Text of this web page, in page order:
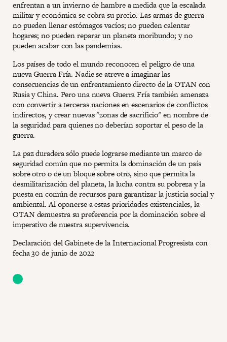
enfrentan a un invierno de hambre a medida que la escalada
militar y económica se cobra su precio. Las armas de guerra
no pueden llenar estómagos vacíos; no pueden calentar
hogares; no pueden reparar un planeta moribundo; y no
pueden acabar con las pandemias.
Los países de todo el mundo reconocen el peligro de una
nueva Guerra Fría. Nadie se atreve a imaginar las
consecuencias de un enfrentamiento directo de la OTAN con
Rusia y China. Pero una nueva Guerra Fría también amenaza
con convertir a terceras naciones en escenarios de conflictos
indirectos, y crear nuevas "zonas de sacrificio" en nombre de
la seguridad para quienes no deberían soportar el peso de la
guerra.
La paz duradera sólo puede lograrse mediante un marco de
seguridad común que no permita la dominación de un país
sobre otro o de un bloque sobre otro, sino que permita la
desmilitarización del planeta, la lucha contra su pobreza y la
puesta en común de recursos para garantizar la justicia social y
ambiental. Al oponerse a estas prioridades existenciales, la
OTAN demuestra su preferencia por la dominación sobre el
imperativo de nuestra supervivencia.
Declaración del Gabinete de la Internacional Progresista con
fecha 30 de junio de 2022